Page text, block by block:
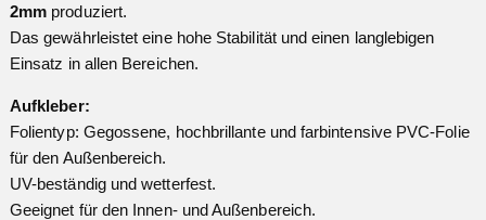
2mm produziert.
Das gewährleistet eine hohe Stabilität und einen langlebigen
Einsatz in allen Bereichen.
Aufkleber:
Folientyp: Gegossene, hochbrillante und farbintensive PVC-Folie
für den Außenbereich.
UV-beständig und wetterfest.
Geeignet für den Innen- und Außenbereich.